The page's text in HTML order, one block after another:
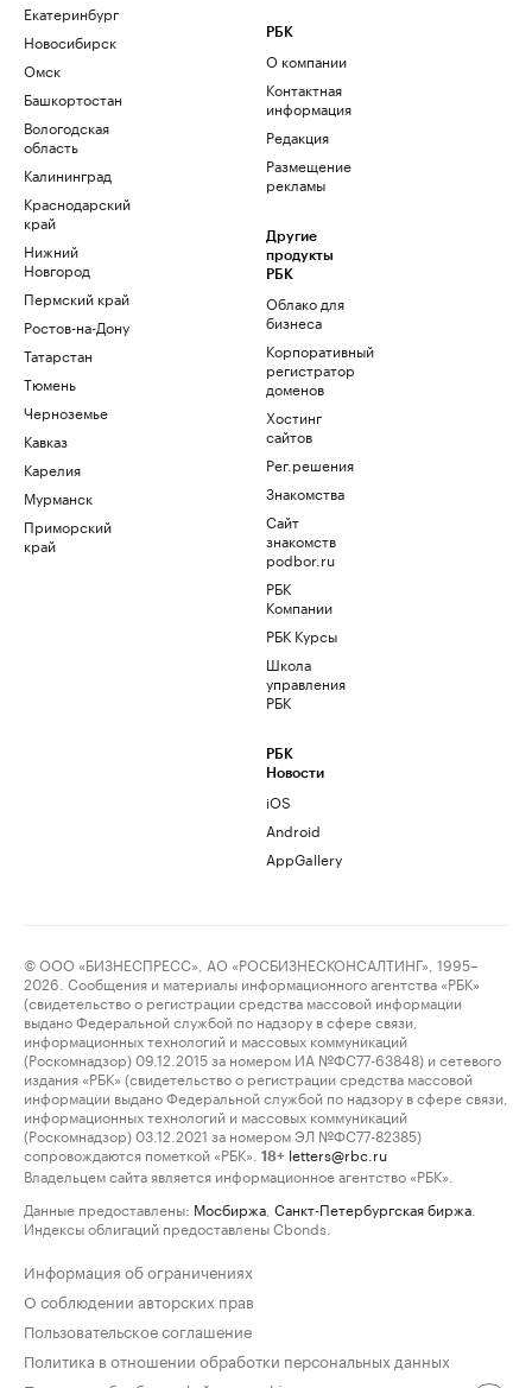
Екатеринбург
Новосибирск
Омск
Башкортостан
Вологодская
область
Калининград
Краснодарский
край
Нижний
Новгород
Пермский край
Ростов-на-Дону
Татарстан
Тюмень
Черноземье
Кавказ
Карелия
Мурманск
Приморский
край
РБК
О компании
Контактная
информация
Редакция
Размещение
рекламы
Другие
продукты
РБК
Облако для
бизнеса
Корпоративный
регистратор
доменов
Хостинг
сайтов
Рег.решения
Знакомства
Сайт
знакомств
podbor.ru
РБК
Компании
РБК Курсы
Школа
управления
РБК
РБК
Новости
iOS
Android
AppGallery
© ООО «БИЗНЕСПРЕСС», АО «РОСБИЗНЕСКОНСАЛТИНГ», 1995–
2026. Сообщения и материалы информационного агентства «РБК»
(свидетельство о регистрации средства массовой информации
выдано Федеральной службой по надзору в сфере связи,
информационных технологий и массовых коммуникаций
(Роскомнадзор) 09.12.2015 за номером ИА №ФС77-63848) и сетевого
издания «РБК» (свидетельство о регистрации средства массовой
информации выдано Федеральной службой по надзору в сфере связи,
информационных технологий и массовых коммуникаций
(Роскомнадзор) 03.12.2021 за номером ЭЛ №ФС77-82385)
сопровождаются пометкой «РБК».
18+ letters@rbc.ru
Владельцем сайта является информационное агентство «РБК».
Данные предоставлены: Мосбиржа Санкт-Петербургская биржа
Индексы облигаций предоставлены Cbonds.
Информация об ограничениях
О соблюдении авторских прав
Пользовательское соглашение
Политика в отношении обработки персональных данных